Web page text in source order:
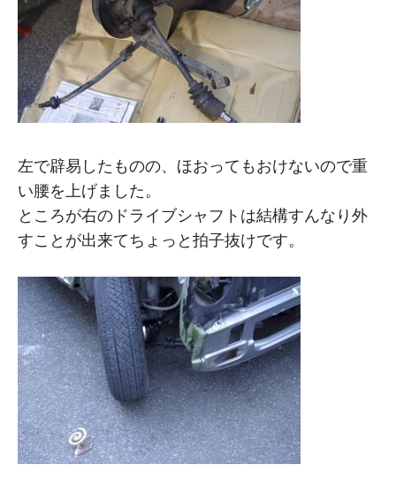
左で辟易したものの、ほおってもおけないので重
い腰を上げました。
ところが右のドライブシャフトは結構すんなり外
すことが出来てちょっと拍子抜けです。